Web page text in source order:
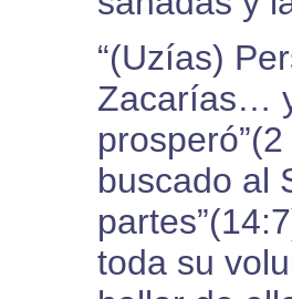
“(Uzías)
Zacarías…
buscado al
toda su